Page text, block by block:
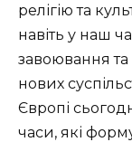
релігію та
навіть у наш
завоювання та
нових
Європі
часи, які